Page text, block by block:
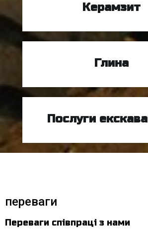
Керамзит
Глина
Послуги
Переваги співпраці з нами
переваги